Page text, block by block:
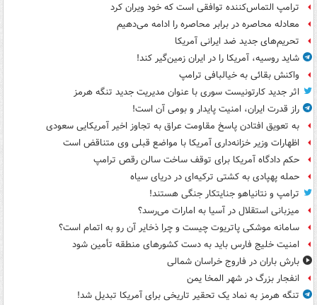
ترامپ التماس‌کننده توافقی است که خود ویران کرد
معادله محاصره در برابر محاصره را ادامه می‌دهیم
تحریم‌های جدید ضد ایرانی آمریکا
شاید روسیه، آمریکا را در ایران زمین‌گیر کند!
واکنش بقائی به خیالبافی ترامپ
اثر جدید کارتونیست سوری با عنوان مدیریت جدید تنگه هرمز
راز قدرت ایران، امنیت پایدار و بومی آن است!
به تعویق افتادن پاسخ مقاومت عراق به تجاوز اخیر آمریکایی سعودی
اظهارات وزیر خزانه‌داری آمریکا با مواضع قبلی وی متناقض است
حکم دادگاه آمریکا برای توقف ساخت سالن رقص ترامپ
حمله پهپادی به کشتی ترکیه‌ای در دریای سیاه
ترامپ و نتانیاهو جنایتکار جنگی هستند!
میزبانی استقلال در آسیا به امارات می‌رسد؟
سامانه موشکی پاتریوت چیست و چرا ذخایر آن رو به اتمام است؟
امنیت خلیج فارس باید به دست کشورهای منطقه تأمین شود
بارش باران در فاروج خراسان شمالی
انفجار بزرگ در شهر المخا یمن
تنگه هرمز به نماد یک تحقیر تاریخی برای آمریکا تبدیل شد!